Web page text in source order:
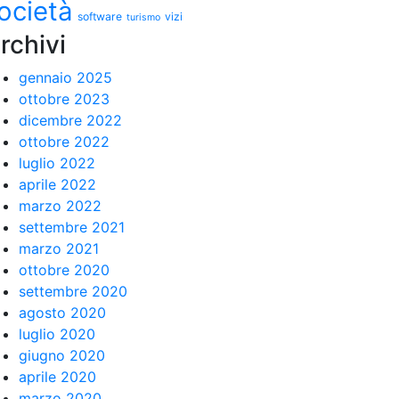
software turismo vizi
gennaio 2025
ottobre 2023
dicembre 2022
ottobre 2022
luglio 2022
aprile 2022
marzo 2022
settembre 2021
marzo 2021
ottobre 2020
settembre 2020
agosto 2020
luglio 2020
giugno 2020
aprile 2020